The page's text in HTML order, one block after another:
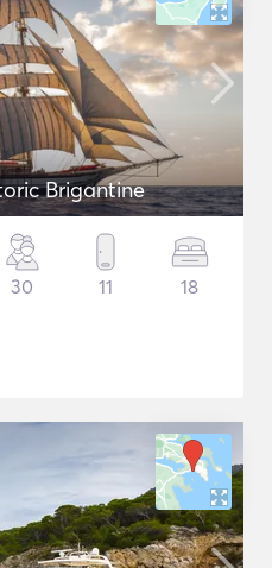
Brigantine
30 11 18